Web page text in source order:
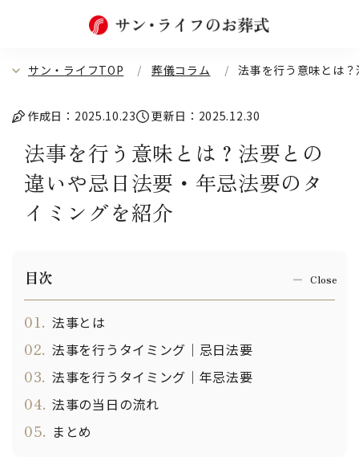
サン・ライフTOP 葬儀コラム 法事を行う意味とは
作成日：2025.10.23 更新日：2025.12.30
法事を行う意味とは？法要との
違いや忌日法要・年忌法要のタ
イミングを紹介
目次
01. 法事とは
02. 法事を行うタイミング｜忌日法要
03. 法事を行うタイミング｜年忌法要
04. 法事の当日の流れ
05. まとめ